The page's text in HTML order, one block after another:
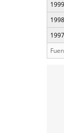
1999
1998
1997